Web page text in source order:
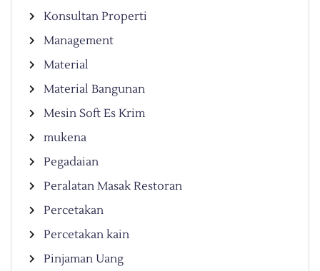
Konsultan Properti
Management
Material
Material Bangunan
Mesin Soft Es Krim
mukena
Pegadaian
Peralatan Masak Restoran
Percetakan
Percetakan kain
Pinjaman Uang